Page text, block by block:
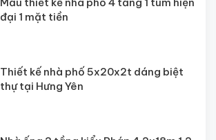
đại 1 mặt tiền
Thiết kế nhà phố 5x20x2t dáng biệt
thự tại Hưng Yên